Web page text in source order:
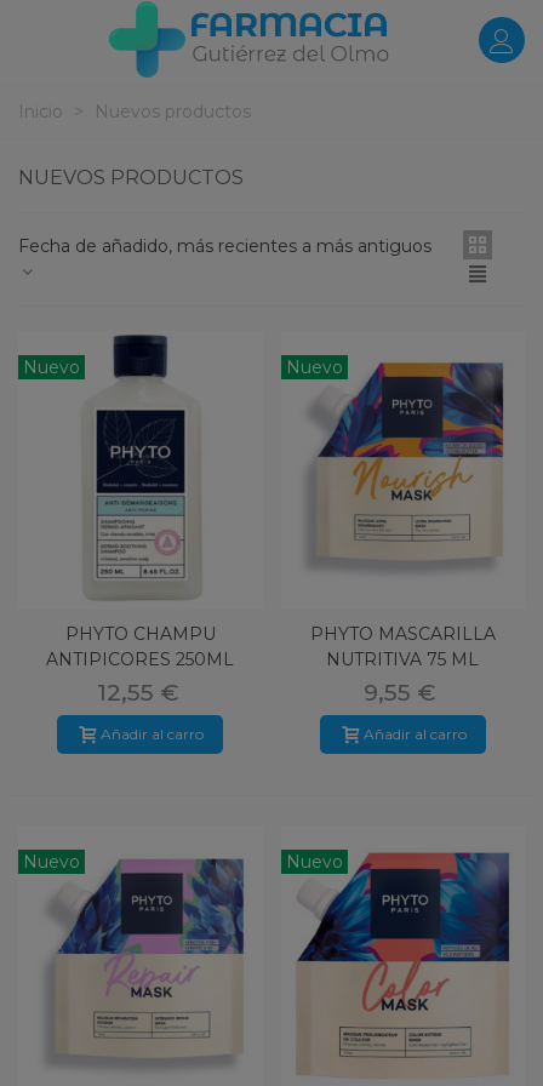
Inicio > Nuevos productos
NUEVOS PRODUCTOS
Fecha de añadido, más recientes a más antiguos
Nuevo
PHYTO CHAMPU
ANTIPICORES 250ML
12,55 €
Añadir al carro
Nuevo
PHYTO MASCARILLA
NUTRITIVA 75 ML
9,55 €
Añadir al carro
Nuevo Nuevo